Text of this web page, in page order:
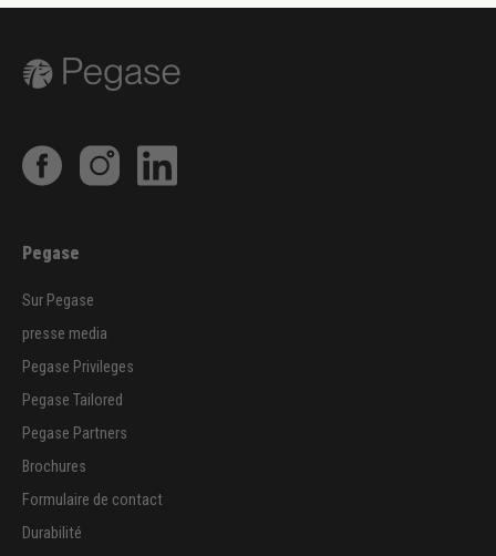
Pegase
Sur Pegase
presse media
Pegase Privileges
Pegase Tailored
Pegase Partners
Brochures
Formulaire de contact
Durabilité